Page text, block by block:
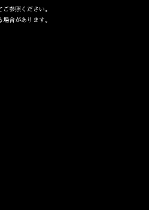
参照ください。
合があります。